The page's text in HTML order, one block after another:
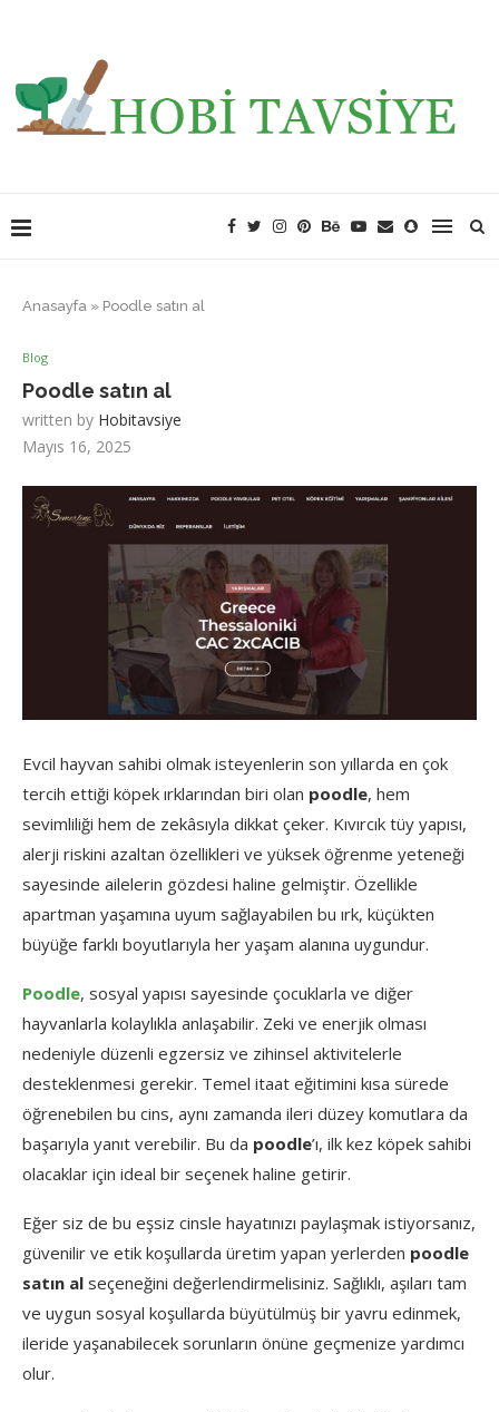
Anasayfa » Poodle satın al
Blog
Poodle satın al
written by Hobitavsiye
Mayıs 16, 2025
Evcil hayvan sahibi olmak isteyenlerin son yıllarda en çok
tercih ettiği köpek ırklarından biri olan poodle, hem
sevimliliği hem de zekâsıyla dikkat çeker. Kıvırcık tüy yapısı,
alerji riskini azaltan özellikleri ve yüksek öğrenme yeteneği
sayesinde ailelerin gözdesi haline gelmiştir. Özellikle
apartman yaşamına uyum sağlayabilen bu ırk, küçükten
büyüğe farklı boyutlarıyla her yaşam alanına uygundur.
Poodle, sosyal yapısı sayesinde çocuklarla ve diğer
hayvanlarla kolaylıkla anlaşabilir. Zeki ve enerjik olması
nedeniyle düzenli egzersiz ve zihinsel aktivitelerle
desteklenmesi gerekir. Temel itaat eğitimini kısa sürede
öğrenebilen bu cins, aynı zamanda ileri düzey komutlara da
başarıyla yanıt verebilir. Bu da poodle’ı, ilk kez köpek sahibi
olacaklar için ideal bir seçenek haline getirir.
Eğer siz de bu eşsiz cinsle hayatınızı paylaşmak istiyorsanız,
güvenilir ve etik koşullarda üretim yapan yerlerden poodle
satın al seçeneğini değerlendirmelisiniz. Sağlıklı, aşıları tam
ve uygun sosyal koşullarda büyütülmüş bir yavru edinmek,
ileride yaşanabilecek sorunların önüne geçmenize yardımcı
olur.